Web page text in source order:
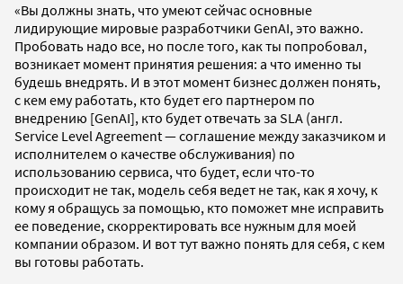
«Вы должны знать, что умеют сейчас основные
лидирующие мировые разработчики GenAI, это важно.
Пробовать надо все, но после того, как ты попробовал,
возникает момент принятия решения: а что именно ты
будешь внедрять. И в этот момент бизнес должен понять,
с кем ему работать, кто будет его партнером по
внедрению [GenAI], кто будет отвечать за SLA (англ.
Service Level Agreement — соглашение между заказчиком и
исполнителем о качестве обслуживания) по
использованию сервиса, что будет, если что-то
происходит не так, модель себя ведет не так, как я хочу, к
кому я обращусь за помощью, кто поможет мне исправить
ее поведение, скорректировать все нужным для моей
компании образом. И вот тут важно понять для себя, с кем
вы готовы работать.